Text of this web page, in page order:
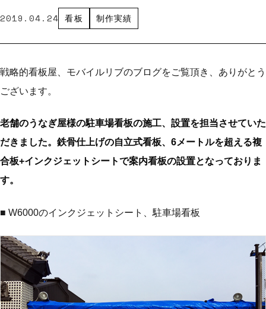
2019.04.24 看板 制作実績
戦略的看板屋、モバイルリブのブログをご覧頂き、ありがとう
ございます。
老舗のうなぎ屋様の駐車場看板の施工、設置を担当させていた
だきました。鉄骨仕上げの自立式看板、6メートルを超える複
合板+インクジェットシートで案内看板の設置となっておりま
す。
■ W6000のインクジェットシート、駐車場看板